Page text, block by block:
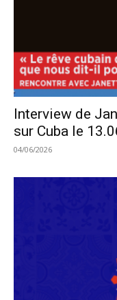
Interview de
sur Cuba le
04/06/2026